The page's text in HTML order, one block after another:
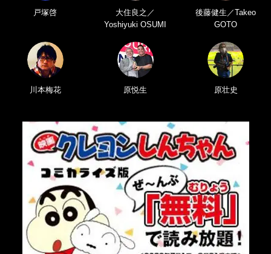
戸塚啓
大住良之／
Yoshiyuki OSUMI
後藤健生／Takeo
GOTO
川本梅花 原悦生 原壮史